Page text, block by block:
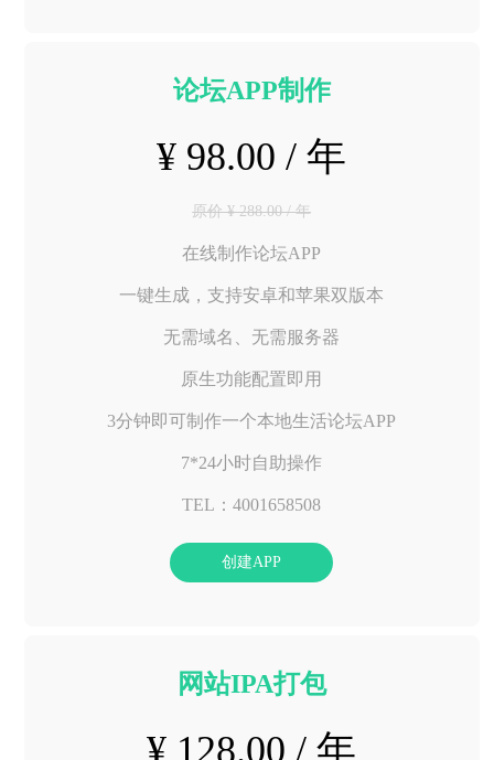
论坛APP制作
¥ 98.00 / 年
原价 ¥ 288.00 / 年
在线制作论坛APP
一键生成，支持安卓和苹果双版本
无需域名、无需服务器
原生功能配置即用
3分钟即可制作一个本地生活论坛APP
7*24小时自助操作
TEL：4001658508
创建APP
网站IPA打包
¥ 128.00 / 年